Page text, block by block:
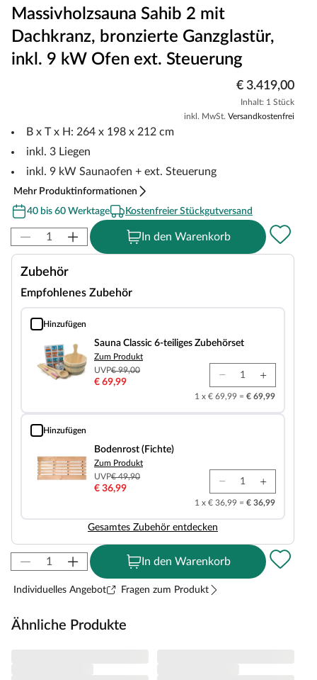
Massivholzsauna Sahib 2 mit
Dachkranz, bronzierte Ganzglastür,
inkl. 9 kW Ofen ext. Steuerung
€ 3.419,00
Inhalt: 1 Stück
inkl. MwSt. Versandkostenfrei
B x T x H: 264 x 198 x 212 cm
inkl. 3 Liegen
inkl. 9 kW Saunaofen + ext. Steuerung
Mehr Produktinformationen
40 bis 60 Werktage
Kostenfreier Stückgutversand
In den Warenkorb
Zubehör
Empfohlenes Zubehör
Hinzufügen
Sauna Classic 6-teiliges Zubehörset
Sauna Classic 6-teiliges Zubehörset
Zum Produkt
UVP€ 99,00
€ 69,99
1 x € 69,99 = € 69,99
Hinzufügen
Bodenrost (Fichte)
Bodenrost (Fichte)
Zum Produkt
UVP€ 49,90
€ 36,99
1 x € 36,99 = € 36,99
Gesamtes Zubehör entdecken
In den Warenkorb
Individuelles Angebot Fragen zum Produkt
Ähnliche Produkte